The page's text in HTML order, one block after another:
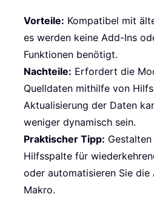
Vorteile: Kompatibel mit
es werden keine Add-Ins
Funktionen benötigt.
Nachteile: Erfordert die
Quelldaten mithilfe von
Aktualisierung der Daten
weniger dynamisch sein.
Praktischer Tipp:
Hilfsspalte für
oder automatisieren Sie die
Makro.